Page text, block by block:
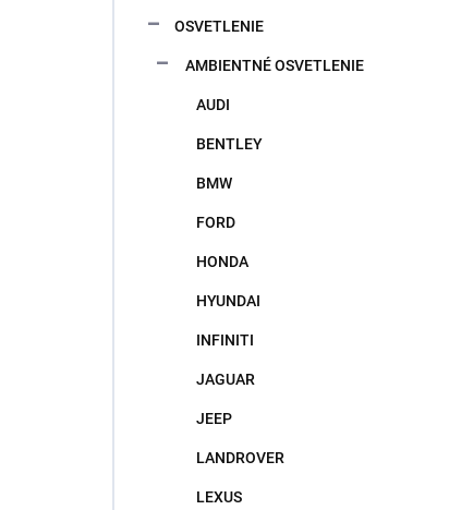
OSVETLENIE
AMBIENTNÉ OSVETLENIE
AUDI
BENTLEY
BMW
FORD
HONDA
HYUNDAI
INFINITI
JAGUAR
JEEP
LANDROVER
LEXUS